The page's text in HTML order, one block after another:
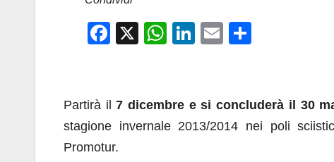
F
e
b
o
X
W
s
A
Li
e
dI
E
di
vi
Partirà il7 dicembre e si concluderà il 30
stagione invernale 2013/2014 nei poli
Promotur.